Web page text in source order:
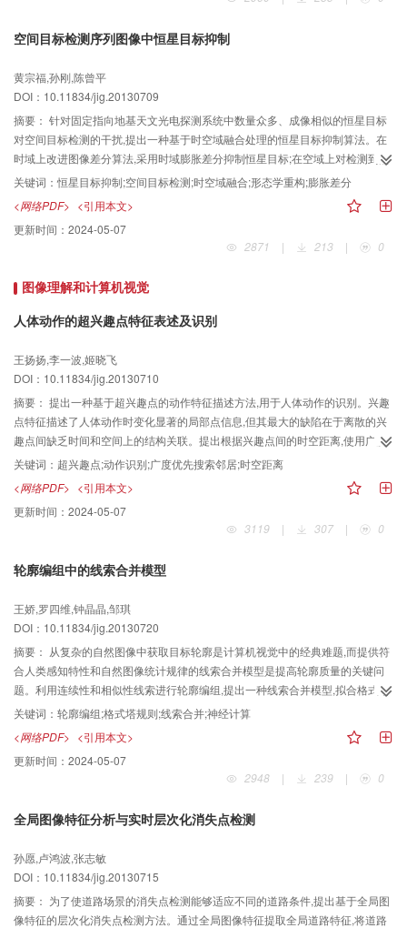
多数未采样样本密度权值、密度值以及进行减法聚类的详细过程,并给出了聚类
法在不影响聚类结果的情况下,对于较大规模数据集,可显著降低减法聚类的时间
空间目标检测序列图像中恒星目标抑制
黄宗福,孙刚,陈曾平
DOI：10.11834/jig.20130709
摘要： 针对固定指向地基天文光电探测系统中数量众多、成像相似的恒星目标
对空间目标检测的干扰,提出一种基于时空域融合处理的恒星目标抑制算法。在
时域上改进图像差分算法,采用时域膨胀差分抑制恒星目标;在空域上对检测到的
恒星目标采用数学形态学重构来恢复恒星目标的完整星像,进而将形态学重构前
后的图像相消来抑制恒星目标。根据时空域融合处理机制的不同,给出了两种融
合处理方法抑制恒星目标。通过实测数据对比,结果表明本文算法达到了良好的
恒星目标抑制效果:1)能够较好地抑制恒星目标及其边缘像素;2)暗弱恒星目标也
得到较好地抑制;3)恒星目标抑制后空间目标的信噪比得到了较大提升。
关键词：恒星目标抑制;空间目标检测;时空域融合;形态学重构;膨胀差分
<网络PDF> <引用本文>
更新时间： 2024-05-07
2871
| 213 | 0
图像理解和计算机视觉
人体动作的超兴趣点特征表述及识别
王扬扬,李一波,姬晓飞
DOI：10.11834/jig.20130710
摘要： 提出一种基于超兴趣点的动作特征描述方法,用于人体动作的识别。兴趣
点特征描述了人体动作时变化显著的局部点信息,但其最大的缺陷在于离散的兴
趣点间缺乏时间和空间上的结构关联。提出根据兴趣点间的时空距离,使用广度
优先搜索邻居算法,将时空距离相近的兴趣点聚合成超兴趣点,该结构作为一个整
体,反映人肢体在一定时空范围内的动作变化特征。与现有的基于局部兴趣点的
动作识别算法相比,本文算法增加了兴趣点间的整体时空结构关系,提高了特征的
区分度。实验采用两层分类方法对超兴趣点特征分类,实验结果表明该算法具有
关键词： 超兴趣点;动作识别;广度优先搜索邻居;时空距离
<网络PDF> <引用本文>
更新时间： 2024-05-07
3119
| 307 | 0
轮廓编组中的线索合并模型
王娇,罗四维,钟晶晶,邹琪
DOI：10.11834/jig.20130720
摘要： 从复杂的自然图像中获取目标轮廓是计算机视觉中的经典难题,而提供符
合人类感知特性和自然图像统计规律的线索合并模型是提高轮廓质量的关键问
题。利用连续性和相似性线索进行轮廓编组,提出一种线索合并模型,拟合格式塔
规则中连续性和相似性的统计联合条件概率。该线索合并模型解释了如何用两
个相互独立的线索变量得到两个相关线索联合分布的特殊形式,克服了判别式模
型刻意回避的相关线索合并问题,是更符合自然图像统计特性和人类感知特性的
格式塔线索量化模型。将该模型应用于自然图像的轮廓提取中,实验结果证实了
关键词： 轮廓编组;格式塔规则;线索合并;神经计算
<网络PDF> <引用本文>
更新时间： 2024-05-07
2948
| 239 | 0
全局图像特征分析与实时层次化消失点检测
孙愿,卢鸿波,张志敏
DOI：10.11834/jig.20130715
摘要： 为了使道路场景的消失点检测能够适应不同的道路条件,提出基于全局图
像特征的层次化消失点检测方法。通过全局图像特征提取全局道路特征,将道路